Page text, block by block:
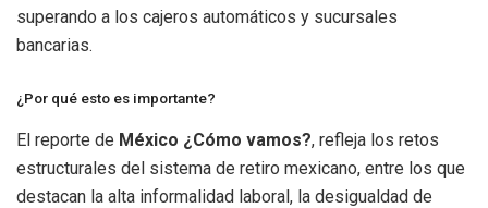
superando a los cajeros automáticos y sucursales
bancarias.
¿Por qué esto es importante?
El reporte de México ¿Cómo vamos?, refleja los retos
estructurales del sistema de retiro mexicano, entre los que
destacan la alta informalidad laboral, la desigualdad de